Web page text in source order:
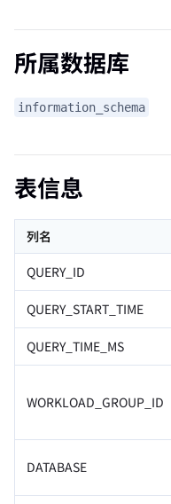
所属数据库
information_schema
表信息
列名
QUERY_ID
QUERY_START_TIME
QUERY_TIME_MS
WORKLOAD_GROUP_ID
DATABASE